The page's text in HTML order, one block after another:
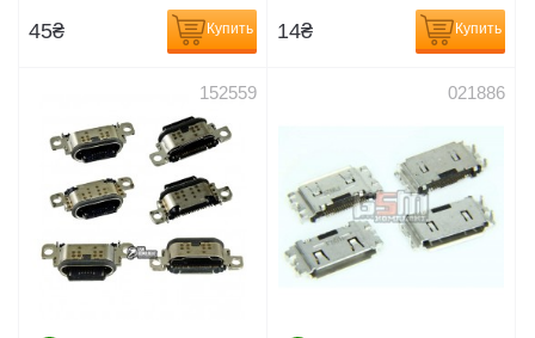
45₴ Купить 14₴ Купить
152559 021886